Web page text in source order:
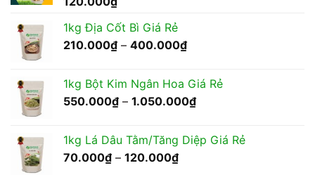
1kg Địa Cốt Bì Giá Rẻ
210.000₫ – 400.000₫Khoảng
210.000₫
đến
1kg Bột Kim Ngân Hoa Giá Rẻ
550.000₫ – 1.050.000₫Khoảng
550.000₫
1kg Lá Dâu Tằm/Tăng Diệp Giá Rẻ
70.000₫ – 120.000₫Khoảng